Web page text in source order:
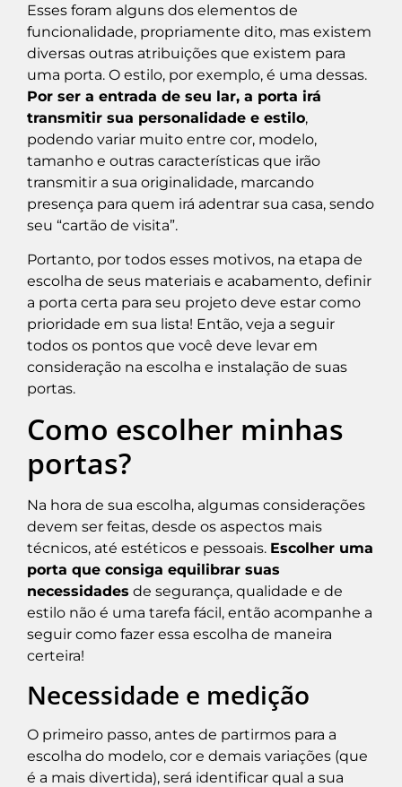
Esses foram alguns dos elementos de
funcionalidade, propriamente dito, mas existem
diversas outras atribuições que existem para
uma porta. O estilo, por exemplo, é uma dessas.
Por ser a entrada de seu lar, a porta irá
transmitir sua personalidade e estilo,
podendo variar muito entre cor, modelo,
tamanho e outras características que irão
transmitir a sua originalidade, marcando
presença para quem irá adentrar sua casa, sendo
seu “cartão de visita”.
Portanto, por todos esses motivos, na etapa de
escolha de seus materiais e acabamento, definir
a porta certa para seu projeto deve estar como
prioridade em sua lista! Então, veja a seguir
todos os pontos que você deve levar em
consideração na escolha e instalação de suas
portas.
Como escolher minhas
portas?
Na hora de sua escolha, algumas considerações
devem ser feitas, desde os aspectos mais
técnicos, até estéticos e pessoais. Escolher uma
porta que consiga equilibrar suas
necessidades de segurança, qualidade e de
estilo não é uma tarefa fácil, então acompanhe a
seguir como fazer essa escolha de maneira
certeira!
Necessidade e medição
O primeiro passo, antes de partirmos para a
escolha do modelo, cor e demais variações (que
é a mais divertida), será identificar qual a sua